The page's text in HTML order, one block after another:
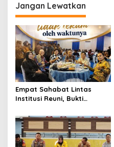
Jangan Lewatkan
Empat Sahabat Lintas
Institusi Reuni, Bukti
Sejak Mengabdi di Soppeng